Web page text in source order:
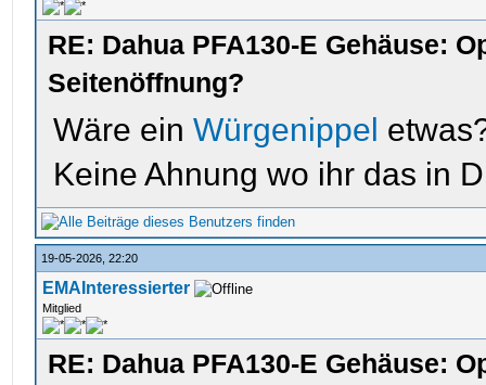
RE: Dahua PFA130-E Gehäuse:
Seitenöffnung?
Wäre einWürgenippel
Keine Ahnung wo ihr das in
19-05-2026, 22:20
EMAInteressierter
Mitglied
RE: Dahua PFA130-E Gehäuse: